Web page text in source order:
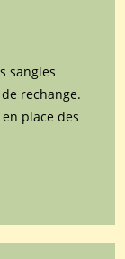
sangles
rechange.
place des